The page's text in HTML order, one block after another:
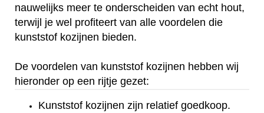
nauwelijks meer te onderscheiden van echt hout,
terwijl je wel profiteert van alle voordelen die
kunststof kozijnen bieden.
De voordelen van kunststof kozijnen hebben wij
hieronder op een rijtje gezet:
Kunststof kozijnen zijn relatief goedkoop.